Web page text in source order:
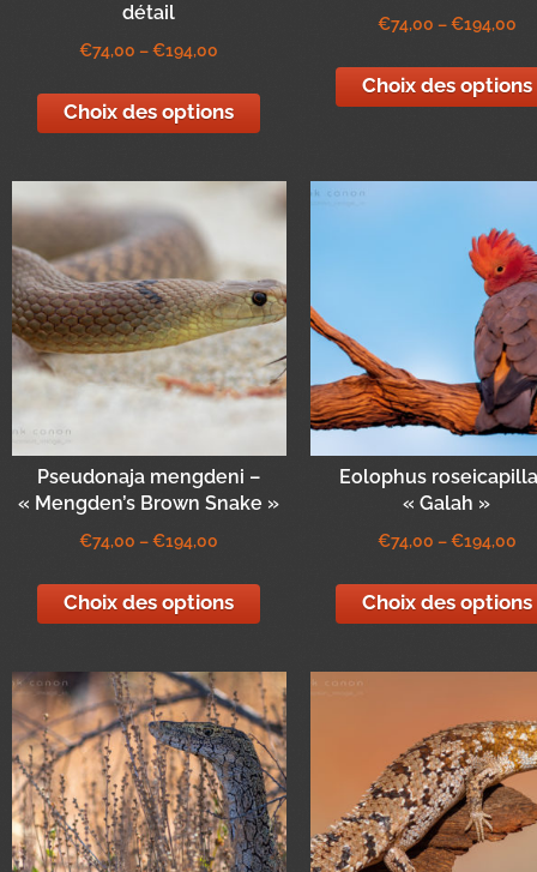
détail
€74,00 –€194,00
Choix des options
€74,00 –€194,00
Choix des options
Pseudonaja mengdeni –
« Mengden’s Brown Snake »
€74,00 –€194,00
Choix des options
Eolophus
« Galah »
€74,00 –€194,00
Choix des options